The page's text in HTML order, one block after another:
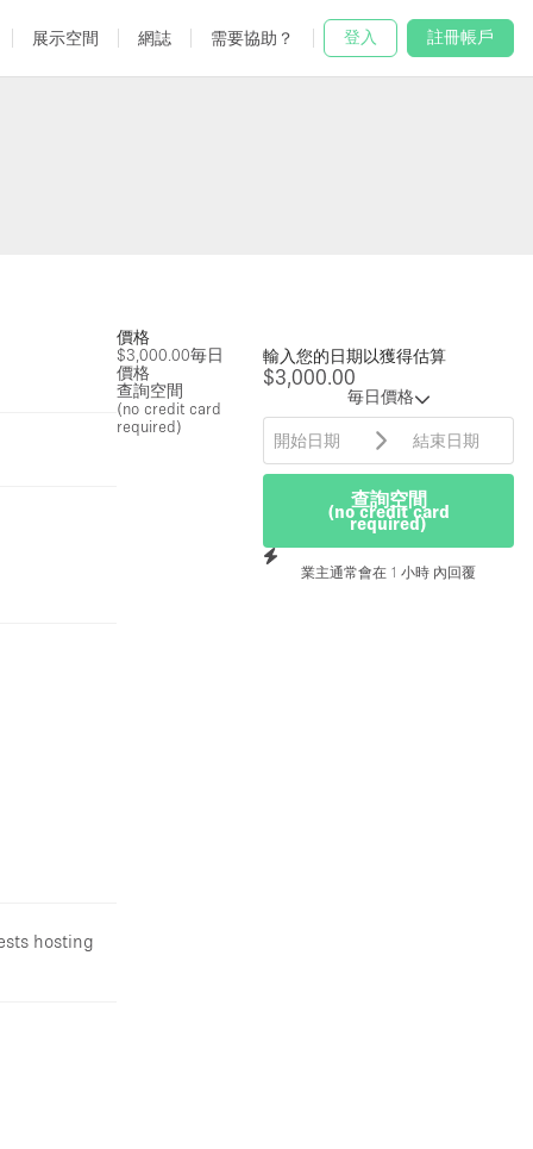
展示空間 網誌 需要協助？ 登入 註冊帳戶
輸入您的日期以獲得估算
$3,000.00
毎日價格
查詢空間
(no credit card
required)
業主通常會在 1 小時 內回覆
價格
$3,000.00毎日
價格
查詢空間
(no credit card
required)
hosting